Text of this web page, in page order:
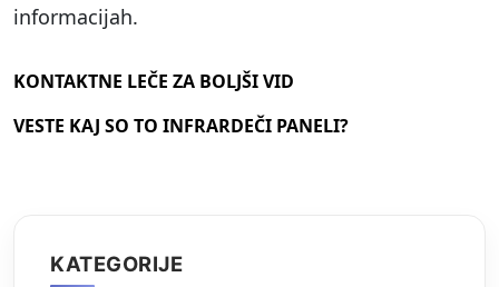
informacijah.
KONTAKTNE LEČE ZA BOLJŠI VID
VESTE KAJ SO TO INFRARDEČI PANELI?
KATEGORIJE